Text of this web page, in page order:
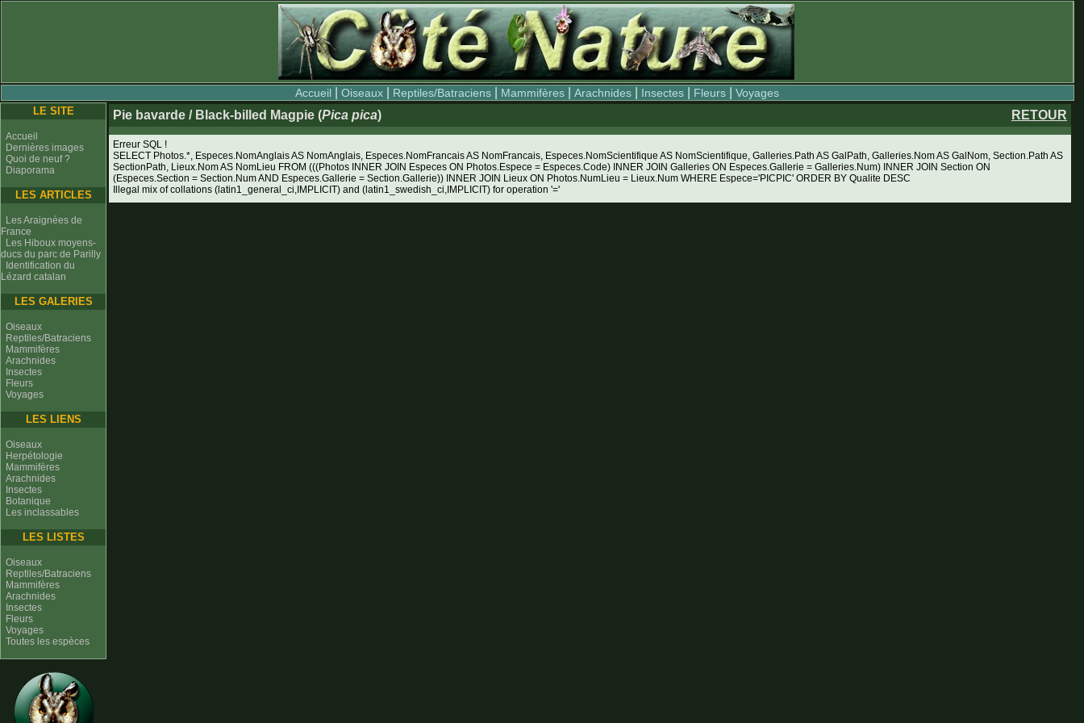
Accueil |Oiseaux Reptiles/Batraciens Mammifères |Arachnides Insectes Fleurs |Voyages
LE SITE
Accueil
Dernières images
Quoi de neuf ?
Diaporama
LES ARTICLES
Les Araignées de
France
Les Hiboux moyens-
ducs du parc de Parilly
Identification du
Lézard catalan
LES GALERIES
Oiseaux
Reptiles/Batraciens
Mammifères
Arachnides
Insectes
Fleurs
Voyages
LES LIENS
Oiseaux
Herpétologie
Mammifères
Arachnides
Insectes
Botanique
Les inclassables
LES LISTES
Oiseaux
Reptiles/Batraciens
Mammifères
Arachnides
Insectes
Fleurs
Voyages
Toutes les espèces
Pie bavarde / Black-billed Magpie (Pica pica) RETOUR
Erreur SQL !
SELECT Photos.*, Especes.NomAnglais AS NomAnglais, Especes.NomFrancais AS NomFrancais, Especes.NomScientifique AS NomScientifique, Galleries.Path AS GalPath, Galleries.Nom AS GalNom, Section.Path AS
SectionPath, Lieux.Nom AS NomLieu FROM (((Photos INNER JOIN Especes ON Photos.Espece = Especes.Code) INNER JOIN Galleries ON Especes.Gallerie = Galleries.Num) INNER JOIN Section ON
(Especes.Section = Section.Num AND Especes.Gallerie = Section.Gallerie)) INNER JOIN Lieux ON Photos.NumLieu = Lieux.Num WHERE Espece='PICPIC' ORDER BY Qualite DESC
Illegal mix of collations (latin1_general_ci,IMPLICIT) and (latin1_swedish_ci,IMPLICIT) for operation '='